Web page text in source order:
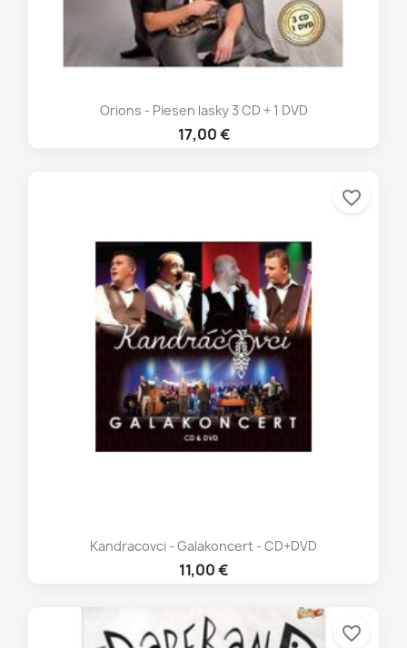
Orions - Piesen lasky 3 CD + 1 DVD
17,00 €
Kandracovci - Galakoncert - CD+DVD
11,00 €
favorite_border
favorite_border